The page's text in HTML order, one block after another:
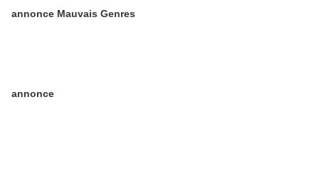
annonce Mauvais Genres
annonce